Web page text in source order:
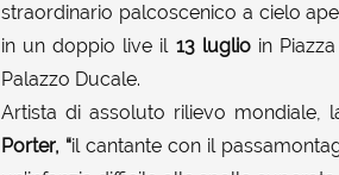
straordinario palcoscenico a cielo
in un doppio live il 13 luglioin
Palazzo Ducale.
Artista di assoluto rilievo mondiale,
Porter, “il cantante con il